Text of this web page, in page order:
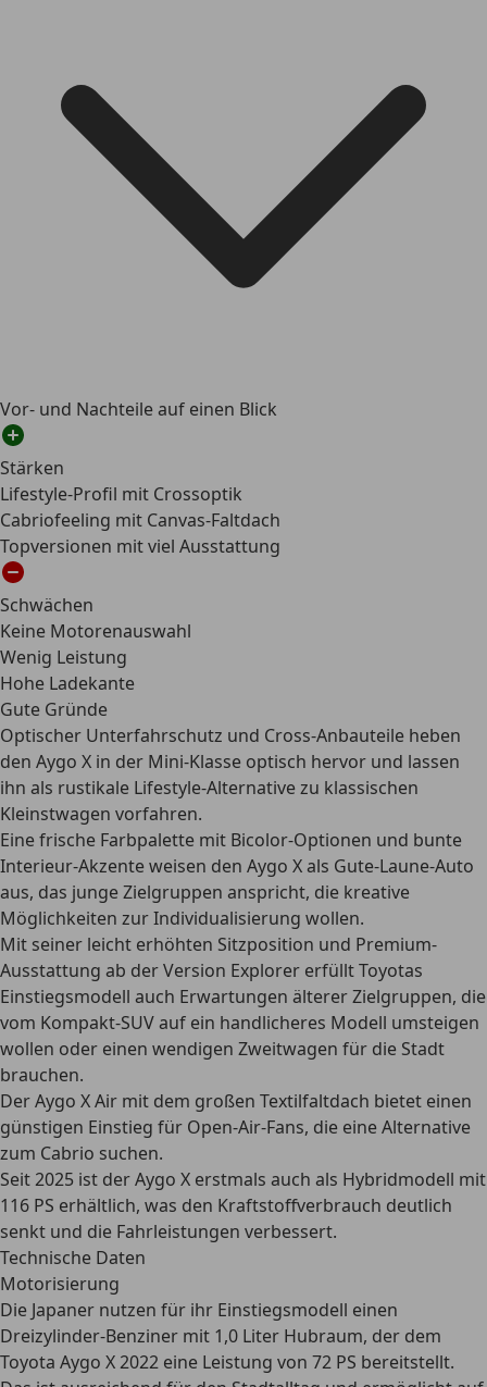
Vor- und Nachteile auf einen Blick
Stärken
Lifestyle-Profil mit Crossoptik
Cabriofeeling mit Canvas-Faltdach
Topversionen mit viel Ausstattung
Schwächen
Keine Motorenauswahl
Wenig Leistung
Hohe Ladekante
Gute Gründe
Optischer Unterfahrschutz und Cross-Anbauteile heben
den Aygo X in der Mini-Klasse optisch hervor und lassen
ihn als rustikale Lifestyle-Alternative zu klassischen
Kleinstwagen vorfahren.
Eine frische Farbpalette mit Bicolor-Optionen und bunte
Interieur-Akzente weisen den Aygo X als Gute-Laune-Auto
aus, das junge Zielgruppen anspricht, die kreative
Möglichkeiten zur Individualisierung wollen.
Mit seiner leicht erhöhten Sitzposition und Premium-
Ausstattung ab der Version Explorer erfüllt Toyotas
Einstiegsmodell auch Erwartungen älterer Zielgruppen, die
vom Kompakt-SUV auf ein handlicheres Modell umsteigen
wollen oder einen wendigen Zweitwagen für die Stadt
brauchen.
Der Aygo X Air mit dem großen Textilfaltdach bietet einen
günstigen Einstieg für Open-Air-Fans, die eine Alternative
zum Cabrio suchen.
Seit 2025 ist der Aygo X erstmals auch als Hybridmodell mit
116 PS erhältlich, was den Kraftstoffverbrauch deutlich
senkt und die Fahrleistungen verbessert.
Technische Daten
Motorisierung
Die Japaner nutzen für ihr Einstiegsmodell einen
Dreizylinder-Benziner mit 1,0 Liter Hubraum, der dem
Toyota Aygo X 2022 eine Leistung von 72 PS bereitstellt.